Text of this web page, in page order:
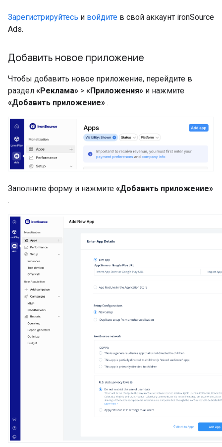
Зарегистрируйтесь и войдите в свой аккаунт ironSource
Ads.
Добавить новое приложение
Чтобы добавить новое приложение, перейдите в
раздел «Реклама» > «Приложения» и нажмите
«Добавить приложение» .
Заполните форму и нажмите «Добавить приложение»
.